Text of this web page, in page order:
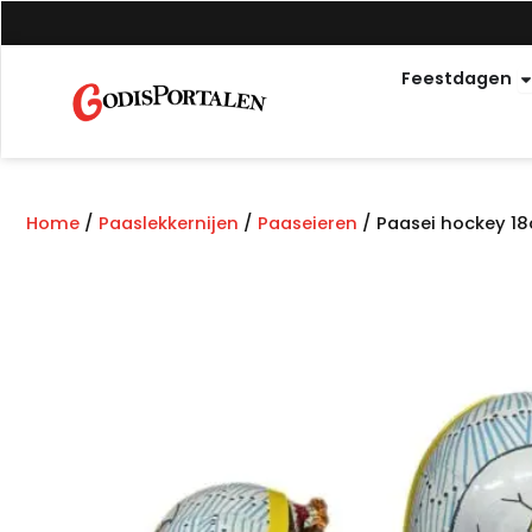
naar
Feestdagen
Home / Paaslekkernijen / Paaseieren / Paasei hockey